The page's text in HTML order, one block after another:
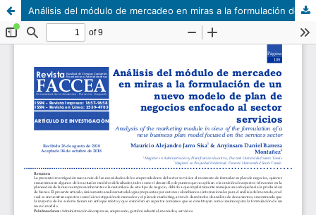
Análisis del módulo de mercadeo en miras a la formulación de un nuevo modelo de plan de negocios enfocado al sector servicios